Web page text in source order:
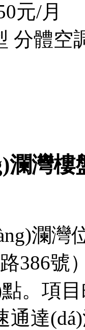
元/月
分體空
瀾灣樓
瀾灣
號）
。項
通達